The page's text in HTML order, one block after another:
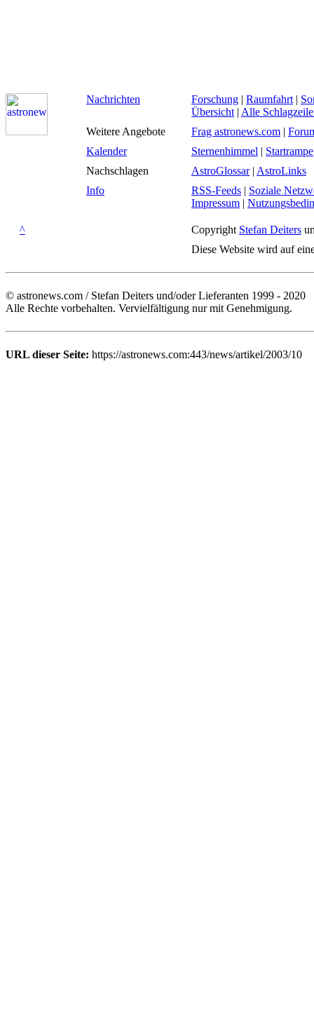
Nachrichten Forschung | Raumfahrt |
Übersicht | Alle
Weitere Angebote
Frag astronews.com |
Kalender
Sternenhimmel | Startrampe
Nachschlagen
AstroGlossar| AstroLinks
Info
RSS-Feeds | Soziale
Impressum |
^ Copyright Stefan Deiters
Diese Website wird auf
© astronews.com / Stefan Deiters und/oder Lieferanten 1999 - 2020
Alle Rechte vorbehalten. Vervielfältigung nur mit Genehmigung.
URL dieser Seite: https://astronews.com:443/news/artikel/2003/10